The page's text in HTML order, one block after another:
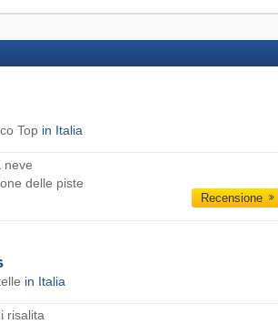
Top in Italia
neve
delle piste
Recensione
in Italia
risalita